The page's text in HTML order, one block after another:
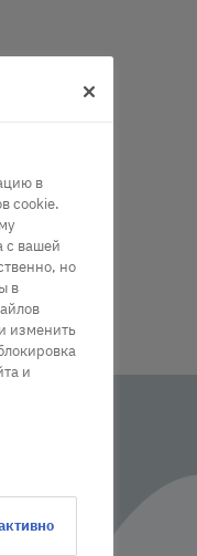
в
cookie.
с вашей
но
в
изменить
и